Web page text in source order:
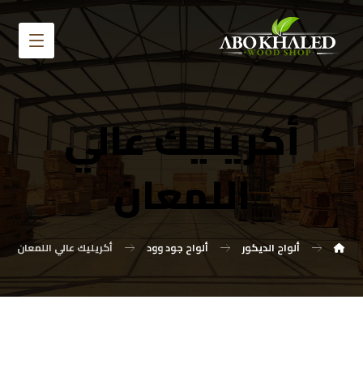
أكريليك عالي
اللمعان
ألواح الديكور ألواح جود وود أكريليك عالي اللمعان